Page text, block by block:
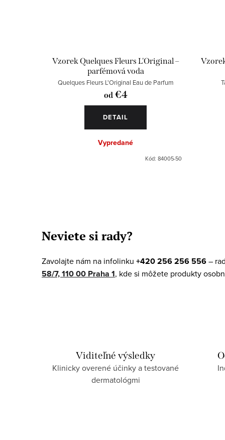
Vzorek Quelques Fleurs L'Original –
parfémová voda
Quelques Fleurs L'Original Eau de Parfum
od€4
DETAIL
Vypredané
Kód: 84005-50
l
á
d
Neviete si rady?
Zavolajte nám na infolinku +420 256 256 556–
58/7, 110 00 Praha 1, kde si môžete produkty
Viditeľné výsledky
Klinicky overené účinky a testované
dermatológmi